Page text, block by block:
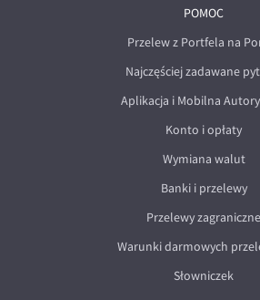
POMOC
Przelew z Portfela na
Najczęściej zadawane
Aplikacja i Mobilna
Konto i opłaty
Wymiana walut
Banki i przelewy
Przelewy zagraniczne
Warunki darmowych
Słowniczek